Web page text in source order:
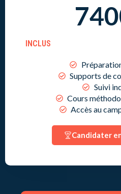
INCLUS
Supports de
Suivi
Cours
Accès au
Candidater